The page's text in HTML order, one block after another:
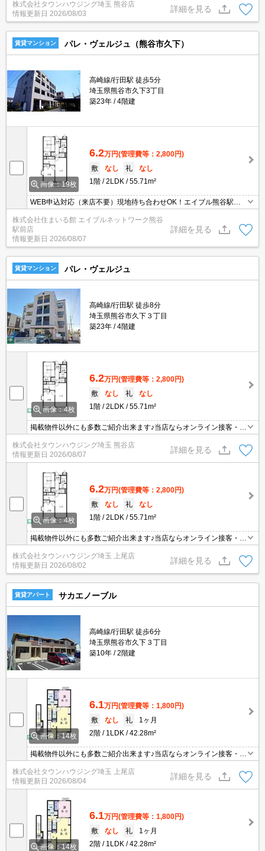
ますとスムーズに御対応できます♪
株式会社タウンハウジング埼玉 熊谷店
情報更新日 2026/08/03
詳細を見る
賃貸マンション パレ・ヴェルジュ（熊谷市久下）
高崎線/行田駅 徒歩5分
埼玉県熊谷市久下3丁目
築23年
4階建
画像：19枚
6.2万円(管理費等：2,800円)
敷
なし 礼
なし
1階
2LDK 55.71m²
WEB申込対応（来店不要）現地待ち合わせOK！エイブル熊谷駅前
店のおすすめ♪ 敷金/礼金/更新料 0円♪ エイブルは契約金も家賃もク
レジット決済可能です♪ 保証人も不要です！エイブル熊谷駅前店は
賃貸・売買・管理など不動産全般でご相談できます（＾＾）♪エイブ
ルは熊谷駅前と籠原駅前に店舗があります。（要予約）
株式会社住まいる館 エイブルネットワーク熊谷
駅前店
情報更新日 2026/08/07
詳細を見る
賃貸マンション パレ・ヴェルジュ
高崎線/行田駅 徒歩8分
埼玉県熊谷市久下３丁目
築23年
4階建
画像：4枚
6.2万円(管理費等：2,800円)
敷
なし 礼
なし
1階
2LDK 55.71m²
掲載物件以外にも多数ご紹介出来ます♪当店ならオンライン接客・内
見可能です！メールでのお問い合わせの際は、電話番号も記載頂き
ますとスムーズに御対応できます♪
株式会社タウンハウジング埼玉 熊谷店
情報更新日 2026/08/07
詳細を見る
画像：4枚
6.2万円(管理費等：2,800円)
敷
なし 礼
なし
1階
2LDK 55.71m²
掲載物件以外にも多数ご紹介出来ます♪当店ならオンライン接客・内
見可能です！メールでのお問い合わせの際は、電話番号も記載頂き
ますとスムーズに御対応できます♪
株式会社タウンハウジング埼玉 上尾店
情報更新日 2026/08/02
詳細を見る
賃貸アパート サカエノーブル
高崎線/行田駅 徒歩6分
埼玉県熊谷市久下３丁目
築10年
2階建
画像：14枚
6.1万円(管理費等：1,800円)
敷
なし 礼
1ヶ月
2階
1LDK 42.28m²
掲載物件以外にも多数ご紹介出来ます♪当店ならオンライン接客・内
見可能です！メールでのお問い合わせの際は、電話番号も記載頂き
ますとスムーズに御対応できます♪
株式会社タウンハウジング埼玉 上尾店
情報更新日 2026/08/04
詳細を見る
画像：14枚
6.1万円(管理費等：1,800円)
敷
なし 礼
1ヶ月
2階
1LDK 42.28m²